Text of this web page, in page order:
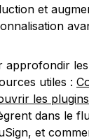
et
approfondir
utiles :
les
dans le
et